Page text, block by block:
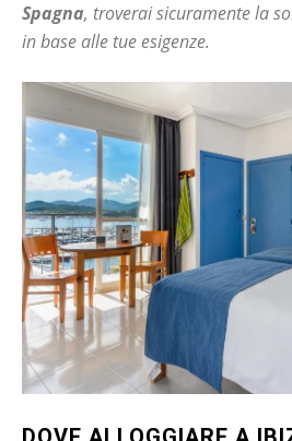
Spagna, troverai sicuramente la
in base alle tue esigenze.